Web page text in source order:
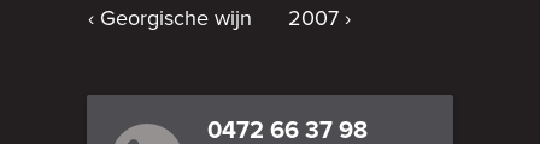
Georgische wijn
2007
0472 66 37 98